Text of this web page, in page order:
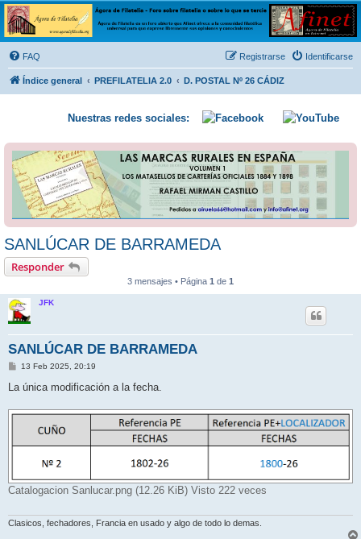
Ágora de Filatelia
Foro sobre filatelia o sobre lo que se tercie. Ágora de Filatelia es un foro abierto que Afinet
ofrece a la comunidad filatélica universal para que exprese libremente sus opiniones y
conocimientos
FAQ Identificarse
Registrarse
Índice general PREFILATELIA 2.0 D. POSTAL Nº 26 CÁDIZ
Nuestras redes sociales:
SANLÚCAR DE BARRAMEDA
Responder
3 mensajes • Página 1 de 1
JFK
SANLÚCAR DE BARRAMEDA
M
n
j
13 Feb 2025, 20:19
La única modificación a la fecha.
Catalogacion Sanlucar.png (12.26 KiB) Visto 222 veces
Clasicos, fechadores, Francia en usado y algo de todo lo demas.